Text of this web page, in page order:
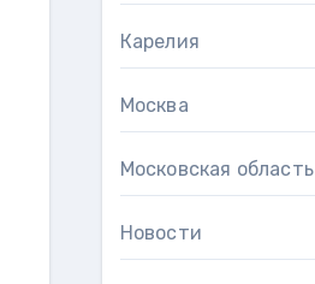
Карелия
Москва
Московская область
Новости